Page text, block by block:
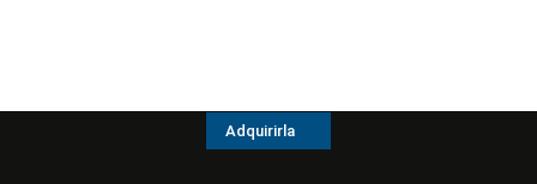
Adquirirla